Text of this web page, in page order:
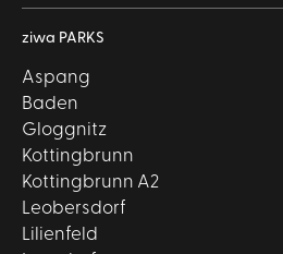
ziwa PARKS
Aspang
Baden
Gloggnitz
Kottingbrunn
Kottingbrunn A2
Leobersdorf
Lilienfeld